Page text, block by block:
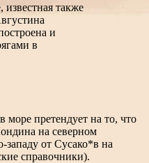
известная также
и
в
море претендует на то, что
на северном
западу от Сусако*в на
справочники).